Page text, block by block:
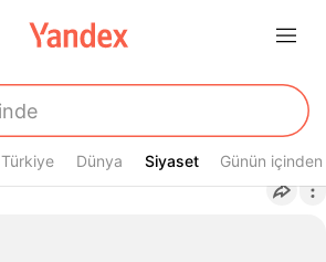
Türkiye Dünya Siyaset
Siyaset Günün içinden